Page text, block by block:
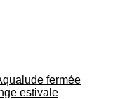
fermée
estivale